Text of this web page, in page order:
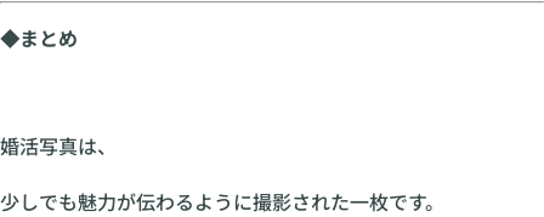
◆まとめ
婚活写真は、
少しでも魅力が伝わるように撮影された一枚です。